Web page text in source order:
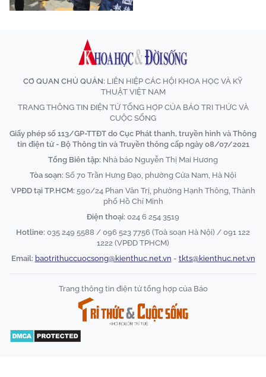
CƠ QUAN CHỦ QUẢN: LIÊN HIỆP CÁC HỘI KHOA HỌC VÀ KỸ
THUẬT VIỆT NAM
TRANG THÔNG TIN ĐIỆN TỬ TỔNG HỢP CỦA BÁO TRI THỨC VÀ
CUỘC SỐNG
Giấy phép số 113/GP-TTĐT do Cục Phát thanh, truyền hình và Thông
tin điện tử - Bộ Thông tin và Truyền thông cấp ngày 08/07/2021
Tổng Biên tập: Nhà báo Nguyễn Thị Mai Hương
Tòa soạn: Số 70 Trần Hưng Đạo, phường Cửa Nam, Hà Nội
VPĐD tại TP.HCM: 590/24 Phan Văn Trị, phường Hạnh Thông, Thành
phố Hồ Chí Minh
Điện thoại: 024 6 254 3519
Hotline: 035 249 5588 / 096 523 7756 (Toà soạn Hà Nội) / 091 122
1222 (VPĐD TPHCM)
Email: baotrithuccuocsong@kienthuc.net.vn - tkts@kienthuc.net.vn
Trang thông tin điện tử tổng hợp của Báo